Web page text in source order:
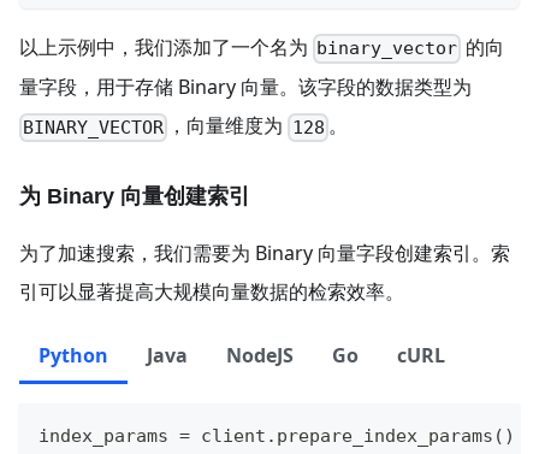
以上示例中，我们添加了一个名为 binary_vector 的向
量字段，用于存储 Binary 向量。该字段的数据类型为
BINARY_VECTOR ，向量维度为 128 。
为 Binary 向量创建索引
为了加速搜索，我们需要为 Binary 向量字段创建索引。索
引可以显著提高大规模向量数据的检索效率。
Python Java NodeJS Go cURL
index_params = client . prepare_index_params ( )